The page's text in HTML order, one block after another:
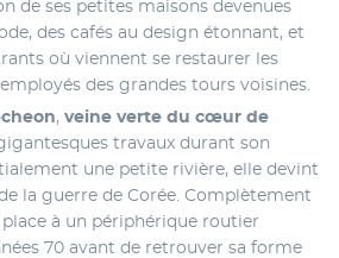
de ses petites maisons devenues
des cafés au design étonnant, et
où viennent se restaurer les
des grandes tours voisines.
, veine verte du cœur de
gigantesques travaux durant son
une petite rivière, elle devint
la guerre de Corée. Complètement
à un périphérique routier
70 avant de retrouver sa forme